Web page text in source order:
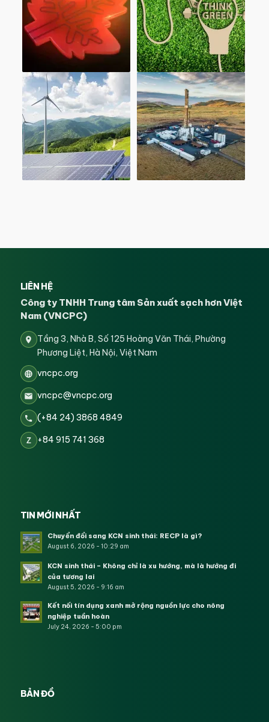
LIÊN HỆ
Công ty TNHH Trung tâm Sản xuất sạch hơn Việt
Nam (VNCPC)
Tầng 3, Nhà B, Số 125 Hoàng Văn Thái, Phường
Phương Liệt, Hà Nội, Việt Nam
vncpc.org
vncpc@vncpc.org
(+84 24) 3868 4849
Z +84 915 741 368
TIN MỚI NHẤT
Chuyển đổi sang KCN sinh thái: RECP là gì?
August 6, 2026 - 10:29 am
KCN sinh thái – Không chỉ là xu hướng, mà là hướng đi
của tương lai
August 5, 2026 - 9:16 am
Kết nối tín dụng xanh mở rộng nguồn lực cho nông
nghiệp tuần hoàn
July 24, 2026 - 5:00 pm
BẢN ĐỒ